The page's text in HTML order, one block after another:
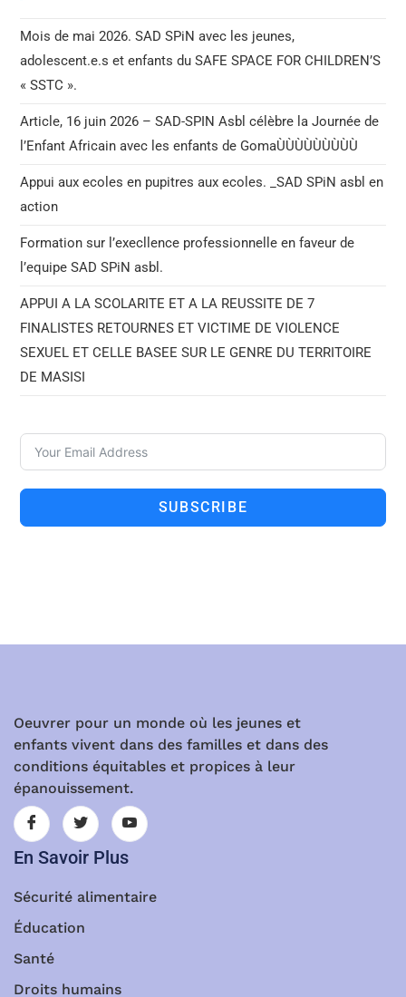
Mois de mai 2026. SAD SPiN avec les jeunes,
adolescent.e.s et enfants du SAFE SPACE FOR CHILDREN’S
« SSTC ».
Article, 16 juin 2026 – SAD-SPIN Asbl célèbre la Journée de
l’Enfant Africain avec les enfants de GomaÙÙÙÙÙÙÙÙÙ
Appui aux ecoles en pupitres aux ecoles. _SAD SPiN asbl en
action
Formation sur l’execllence professionnelle en faveur de
l’equipe SAD SPiN asbl.
APPUI A LA SCOLARITE ET A LA REUSSITE DE 7
FINALISTES RETOURNES ET VICTIME DE VIOLENCE
SEXUEL ET CELLE BASEE SUR LE GENRE DU TERRITOIRE
DE MASISI
SUBSCRIBE
Oeuvrer pour un monde où les jeunes et
enfants vivent dans des familles et dans des
conditions équitables et propices à leur
épanouissement.
En Savoir Plus
Sécurité alimentaire
Éducation
Santé
Droits humains